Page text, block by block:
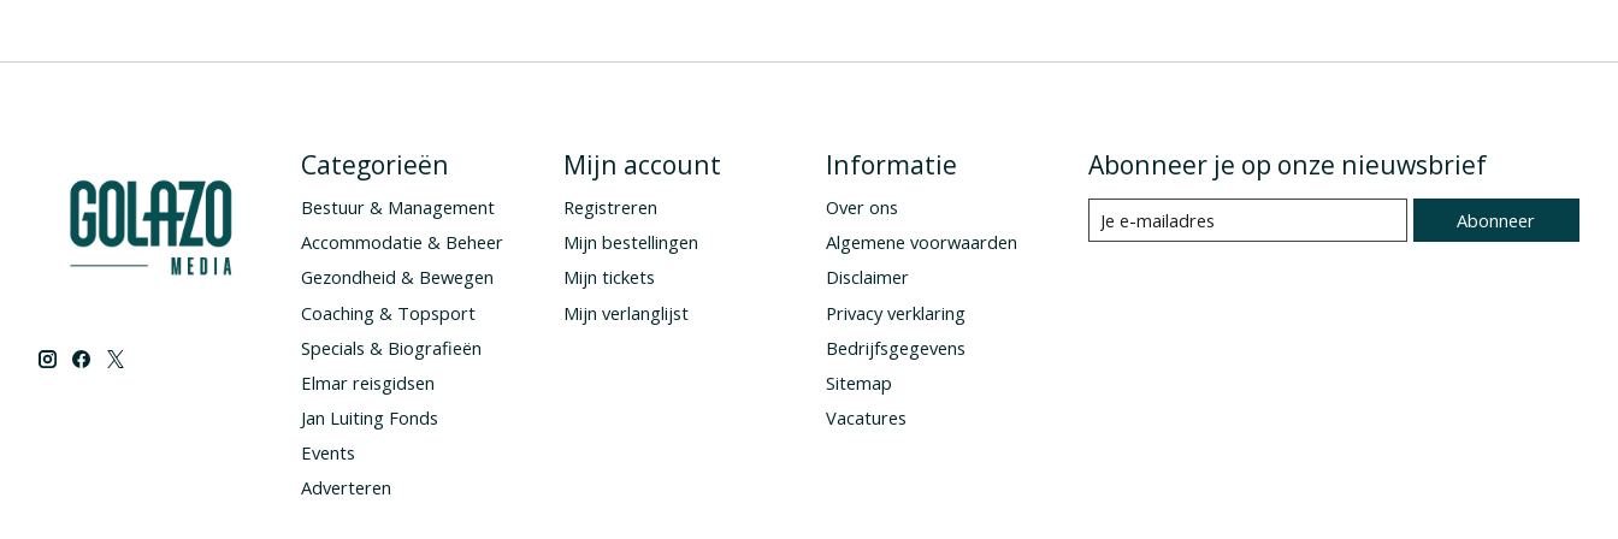
Categorieën
Bestuur & Management
Accommodatie & Beheer
Gezondheid & Bewegen
Coaching & Topsport
Specials & Biografieën
Elmar reisgidsen
Jan Luiting Fonds
Events
Adverteren
Mijn account
Registreren
Mijn bestellingen
Mijn tickets
Mijn verlanglijst
Informatie
Over ons
Algemene voorwaarden
Disclaimer
Privacy verklaring
Bedrijfsgegevens
Sitemap
Vacatures
Abonneer je op onze nieuwsbrief
Abonneer